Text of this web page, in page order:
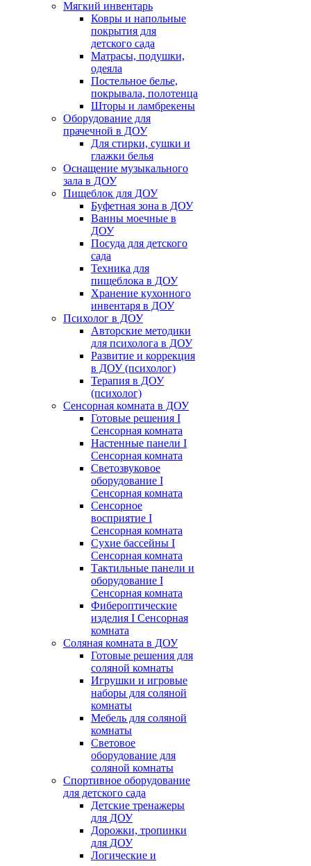
Мягкий инвентарь
Ковры и напольные
покрытия для
детского сада
Матрасы, подушки,
одеяла
Постельное белье,
покрывала, полотенца
Шторы и ламбрекены
Оборудование для
прачечной в ДОУ
Для стирки, сушки и
глажки белья
Оснащение музыкального
зала в ДОУ
Пищеблок для ДОУ
Буфетная зона в ДОУ
Ванны моечные в
ДОУ
Посуда для детского
сада
Техника для
пищеблока в ДОУ
Хранение кухонного
инвентаря в ДОУ
Психолог в ДОУ
Авторские методики
для психолога в ДОУ
Развитие и коррекция
в ДОУ (психолог)
Терапия в ДОУ
(психолог)
Сенсорная комната в ДОУ
Готовые решения I
Сенсорная комната
Настенные панели I
Сенсорная комната
Светозвуковое
оборудование I
Сенсорная комната
Сенсорное
восприятие I
Сенсорная комната
Сухие бассейны I
Сенсорная комната
Тактильные панели и
оборудование I
Сенсорная комната
Фибероптические
изделия I Сенсорная
комната
Соляная комната в ДОУ
Готовые решения для
соляной комнаты
Игрушки и игровые
наборы для соляной
комнаты
Мебель для соляной
комнаты
Световое
оборудование для
соляной комнаты
Спортивное оборудование
для детского сада
Детские тренажеры
для ДОУ
Дорожки, тропинки
для ДОУ
Логические и